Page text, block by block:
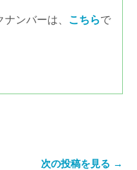
ンバーは、 こちらで
次の投稿を見る →